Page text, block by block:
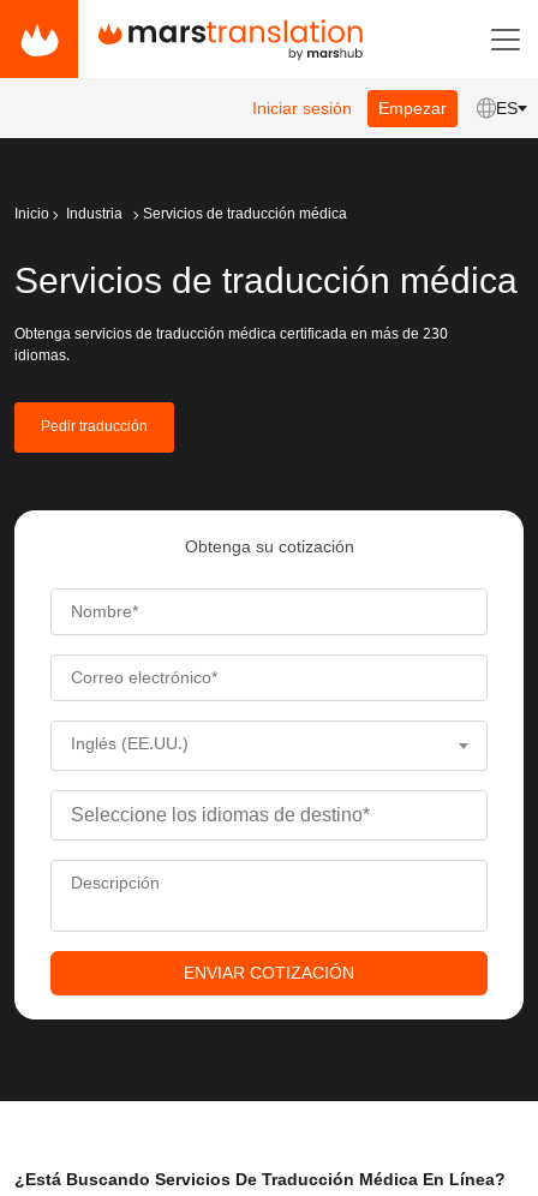
Iniciar sesión Empezar ES
Inicio Industria Servicios de traducción médica
Servicios de traducción médica
Obtenga servicios de traducción médica certificada en más de 230
idiomas.
Pedir traducción
Obtenga su cotización
Inglés (EE.UU.)
ENVIAR COTIZACIÓN
¿Está Buscando Servicios De Traducción Médica En Línea?